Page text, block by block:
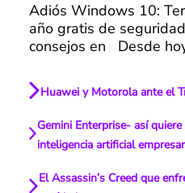
Adiós Windows 10:
año gratis de
consejos en Desde
Huawei y Motorola ante el
Gemini Enterprise- así
inteligencia artificial
El Assassin’s Creed que